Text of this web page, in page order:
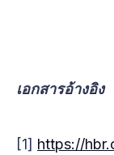
เอกสารอ้างอิง
[1] https://